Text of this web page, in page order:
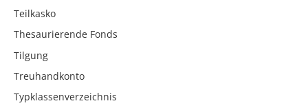
Teilkasko
Thesaurierende Fonds
Tilgung
Treuhandkonto
Typklassenverzeichnis